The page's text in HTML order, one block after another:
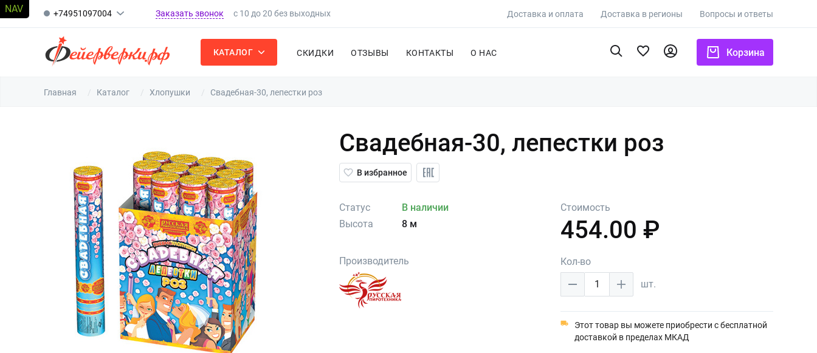
+74951097004 Заказать звонок с 10 до 20 без выходных Доставка и оплата Доставка в регионы Вопросы и ответы
КАТАЛОГ СКИДКИ ОТЗЫВЫ КОНТАКТЫ О НАС Корзина
Главная Каталог Хлопушки Свадебная-30, лепестки роз
Свадебная-30, лепестки роз
В избранное
Статус
В наличии
Высота
8 м
Производитель
Стоимость
454.00 ₽
Кол-во
1
шт.
Этот товар вы можете приобрести с бесплатной
доставкой в пределах МКАД